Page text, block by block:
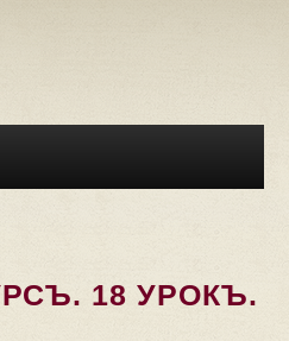
18 УРОКЪ.